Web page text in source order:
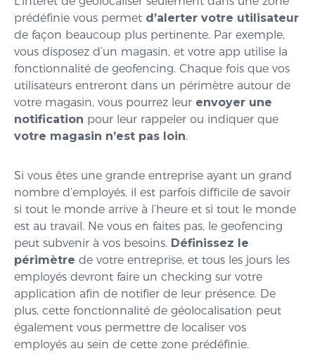
prédéfinie vous permet d’alerter votre utilisateur
de façon beaucoup plus pertinente. Par exemple,
vous disposez d’un magasin, et votre app utilise la
fonctionnalité de geofencing. Chaque fois que vos
utilisateurs entreront dans un périmètre autour de
votre magasin, vous pourrez leur envoyer une
notification pour leur rappeler ou indiquer que
votre magasin n’est pas loin.
Si vous êtes une grande entreprise ayant un grand
nombre d’employés, il est parfois difficile de savoir
si tout le monde arrive à l’heure et si tout le monde
est au travail. Ne vous en faites pas, le geofencing
peut subvenir à vos besoins. Définissez le
périmètre de votre entreprise, et tous les jours les
employés devront faire un checking sur votre
application afin de notifier de leur présence. De
plus, cette fonctionnalité de géolocalisation peut
également vous permettre de localiser vos
employés au sein de cette zone prédéfinie.